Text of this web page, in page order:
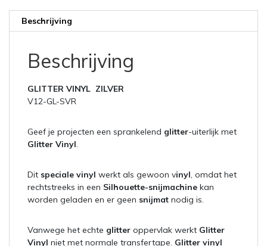
Beschrijving
Beschrijving
GLITTER VINYL ZILVER
V12-GL-SVR
Geef je projecten een sprankelend glitter-uiterlijk met
Glitter Vinyl.
Dit speciale vinyl werkt als gewoon vinyl, omdat het
rechtstreeks in een Silhouette-snijmachine kan
worden geladen en er geen snijmat nodig is.
Vanwege het echte glitter oppervlak werkt Glitter
Vinyl niet met normale transfertape. Glitter vinyl